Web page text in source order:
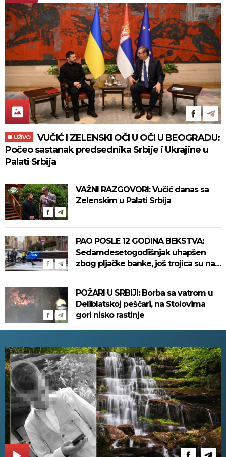
UŽIVO
Počeo sastanak predsednika Srbije i Ukrajine u
Palati Srbija
VAŽNI RAZGOVORI: Vučić danas sa
Zelenskim u Palati Srbija
PAO POSLE 12 GODINA BEKSTVA:
Sedamdesetogodišnjak uhapšen
zbog pljačke banke, još trojica su na
POŽARI U SRBIJI: Borba sa vatrom u
Deliblatskoj peščari, na Stolovima
gori nisko rastinje